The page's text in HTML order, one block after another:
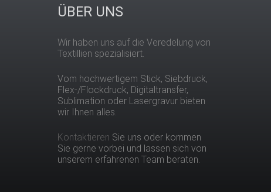
ÜBER UNS
Wir haben uns auf die Veredelung von
Textillien spezialisiert.
Vom hochwertigem Stick, Siebdruck,
Flex-/Flockdruck, Digitaltransfer,
Sublimation oder Lasergravur bieten
wir Ihnen alles.
Kontaktieren Sie uns oder kommen
Sie gerne vorbei und lassen sich von
unserem erfahrenen Team beraten.